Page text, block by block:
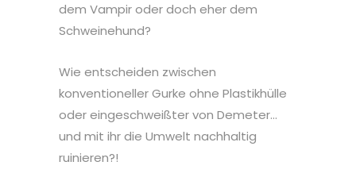
dem Vampir oder doch eher dem
Schweinehund?
Wie entscheiden zwischen
konventioneller Gurke ohne Plastikhülle
oder eingeschweißter von Demeter…
und mit ihr die Umwelt nachhaltig
ruinieren?!